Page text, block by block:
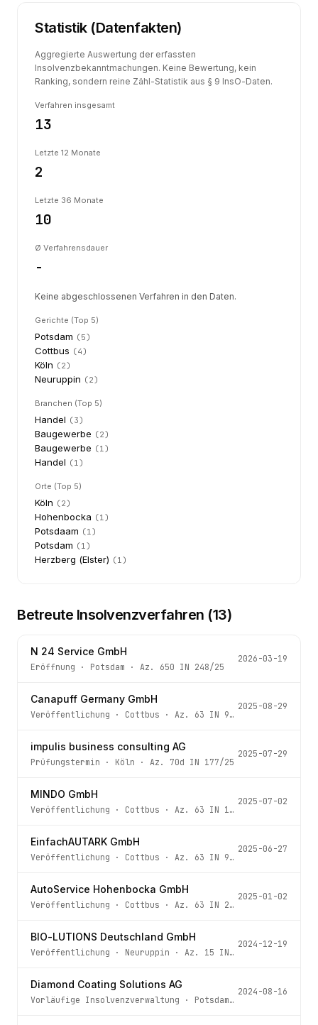
Statistik (Datenfakten)
Aggregierte Auswertung der erfassten
Insolvenzbekanntmachungen. Keine Bewertung, kein
Ranking, sondern reine Zähl-Statistik aus § 9 InsO-Daten.
Verfahren insgesamt
13
Letzte 12 Monate
2
Letzte 36 Monate
10
Ø Verfahrensdauer
-
Keine abgeschlossenen Verfahren in den Daten.
Gerichte (Top 5)
Potsdam (5)
Cottbus (4)
Köln (2)
Neuruppin (2)
Branchen (Top 5)
Handel (3)
Baugewerbe (2)
Baugewerbe (1)
Handel (1)
Orte (Top 5)
Köln (2)
Hohenbocka (1)
Potsdaam (1)
Potsdam (1)
Herzberg (Elster) (1)
Betreute Insolvenzverfahren (13)
N 24 Service GmbH
Eröffnung · Potsdam · Az. 650 IN 248/25
2026-03-19
Canapuff Germany GmbH
Veröffentlichung · Cottbus · Az. 63 IN 94/25
2025-08-29
impulis business consulting AG
Prüfungstermin · Köln · Az. 70d IN 177/25
2025-07-29
MINDO GmbH
Veröffentlichung · Cottbus · Az. 63 IN 136/25
2025-07-02
EinfachAUTARK GmbH
Veröffentlichung · Cottbus · Az. 63 IN 95/25
2025-06-27
AutoService Hohenbocka GmbH
Veröffentlichung · Cottbus · Az. 63 IN 258/24
2025-01-02
BIO-LUTIONS Deutschland GmbH
Veröffentlichung · Neuruppin · Az. 15 IN 41/23
2024-12-19
Diamond Coating Solutions AG
Vorläufige Insolvenzverwaltung · Potsdam· Az.
2024-08-16